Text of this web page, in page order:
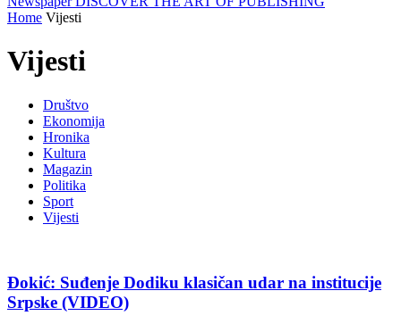
Home Vijesti
Vijesti
Društvo
Ekonomija
Hronika
Kultura
Magazin
Politika
Sport
Vijesti
Đokić: Suđenje Dodiku klasičan udar na institucije
Srpske (VIDEO)